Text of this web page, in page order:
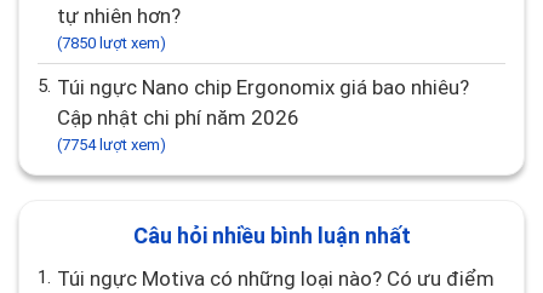
tự nhiên hơn?
(7850 lượt xem)
5. Túi ngực Nano chip Ergonomix giá bao nhiêu?
Cập nhật chi phí năm 2026
(7754 lượt xem)
Câu hỏi nhiều bình luận nhất
1. Túi ngực Motiva có những loại nào? Có ưu điểm